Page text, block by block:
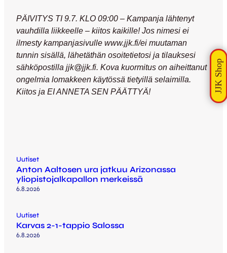
PÄIVITYS TI 9.7. KLO 09:00 – Kampanja lähtenyt
vauhdilla liikkeelle – kiitos kaikille! Jos nimesi ei
ilmesty kampanjasivulle www.jjk.fi/ei muutaman
tunnin sisällä, lähetäthän osoitetietosi ja tilauksesi
sähköpostilla jjk@jjk.fi. Kova kuormitus on aiheittanut
ongelmia lomakkeen käytössä tietyillä selaimilla.
Kiitos ja EI ANNETA SEN PÄÄTTYÄ!
Uutiset
Anton Aaltosen ura jatkuu Arizonassa
yliopistojalkapallon merkeissä
6.8.2026
Uutiset
Karvas 2-1-tappio Salossa
6.8.2026